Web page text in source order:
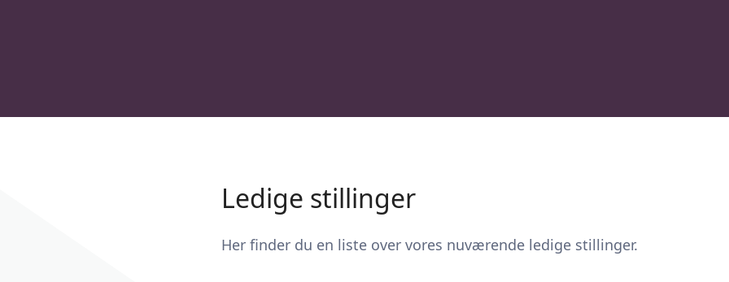
Ledige stillinger
Her finder du en liste over vores nuværende ledige stillinger.